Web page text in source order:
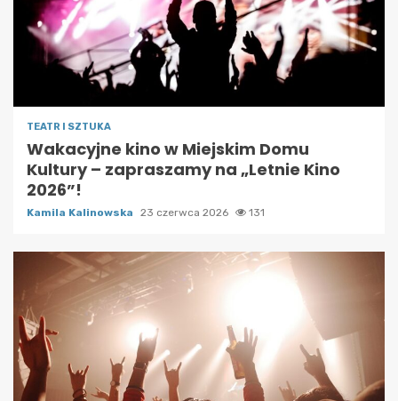
TEATR I SZTUKA
Wakacyjne kino w Miejskim Domu
Kultury – zapraszamy na „Letnie Kino
2026”!
Kamila Kalinowska 23 czerwca 2026 131